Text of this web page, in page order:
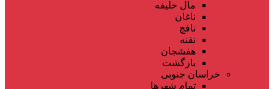
مال خلیفه
ناغان
نافچ
نقنه
هفشجان
بازگشت
خراسان جنوبی
تمام شهر‌ها